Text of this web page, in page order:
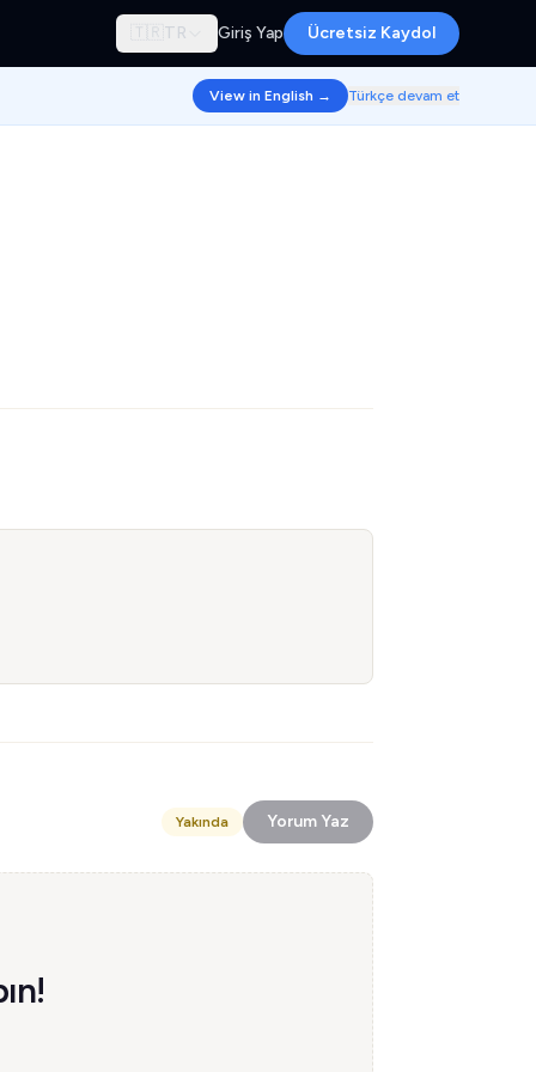
🇹🇷 TR Giriş Yap Ücretsiz Kaydol
View in English → Türkçe devam et
Yakında Yorum Yaz